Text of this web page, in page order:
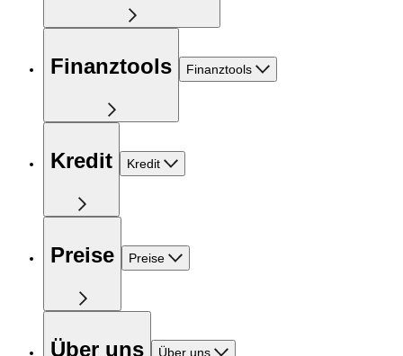
Finanztools Finanztools
Kredit Kredit
Preise Preise
Über uns Über uns